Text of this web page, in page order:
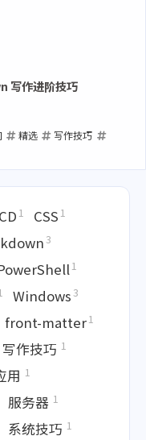
写作进阶技巧
精选
写作技巧
1 CSS 1
3
1
Windows3
front-matter1
写作技巧 1
用 1
服务器 1
系统技巧 1